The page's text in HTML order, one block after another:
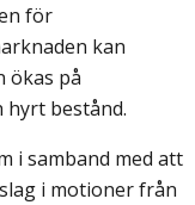
för
kan
ökas på
hyrt bestånd.
i samband med att
i motioner från